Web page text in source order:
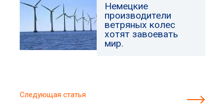
Немецкие
производители
ветряных колес
хотят завоевать
мир.
Следующая статья